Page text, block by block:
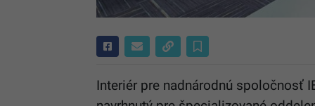
Interiér pre nadnárodnú spoločnosť